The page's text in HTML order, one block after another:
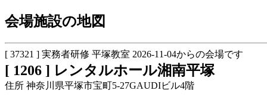
会場施設の地図
[ 37321 ] 実務者研修 平塚教室 2026-11-04からの会場です
[ 1206 ] レンタルホール湘南平塚
住所 神奈川県平塚市宝町5-27GAUDIビル4階